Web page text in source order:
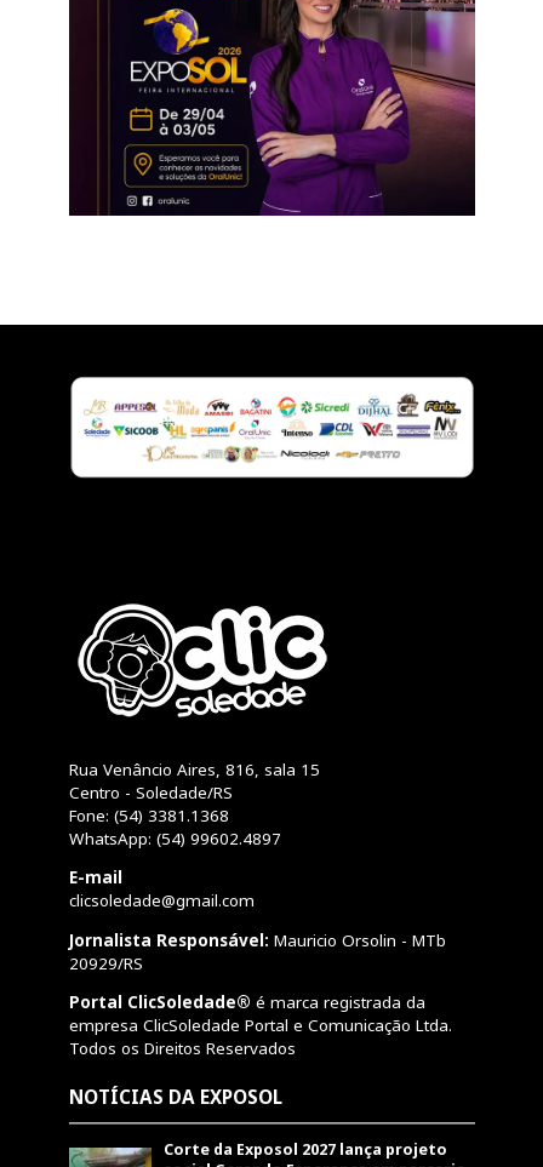
Rua Venâncio Aires, 816, sala 15
Centro - Soledade/RS
Fone: (54) 3381.1368
WhatsApp: (54) 99602.4897
E-mail
clicsoledade@gmail.com
Jornalista Responsável: Mauricio Orsolin - MTb
20929/RS
Portal ClicSoledade® é marca registrada da
empresa ClicSoledade Portal e Comunicação Ltda.
Todos os Direitos Reservados
NOTÍCIAS DA EXPOSOL
Corte da Exposol 2027 lança projeto